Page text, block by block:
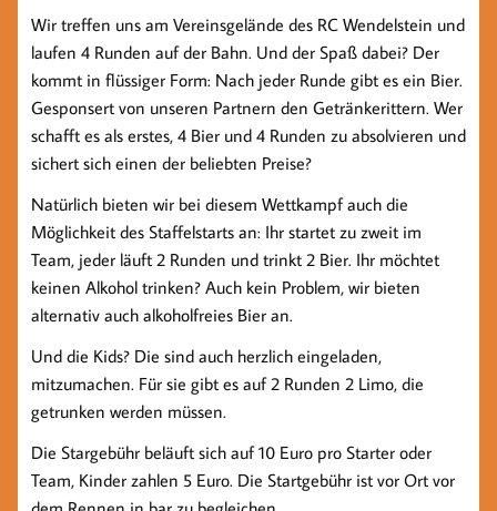
Wir treffen uns am Vereinsgelände des RC Wendelstein und
laufen 4 Runden auf der Bahn. Und der Spaß dabei? Der
kommt in flüssiger Form: Nach jeder Runde gibt es ein Bier.
Gesponsert von unseren Partnern den Getränkerittern. Wer
schafft es als erstes, 4 Bier und 4 Runden zu absolvieren und
sichert sich einen der beliebten Preise?
Natürlich bieten wir bei diesem Wettkampf auch die
Möglichkeit des Staffelstarts an: Ihr startet zu zweit im
Team, jeder läuft 2 Runden und trinkt 2 Bier. Ihr möchtet
keinen Alkohol trinken? Auch kein Problem, wir bieten
alternativ auch alkoholfreies Bier an.
Und die Kids? Die sind auch herzlich eingeladen,
mitzumachen. Für sie gibt es auf 2 Runden 2 Limo, die
getrunken werden müssen.
Die Stargebühr beläuft sich auf 10 Euro pro Starter oder
Team, Kinder zahlen 5 Euro. Die Startgebühr ist vor Ort vor